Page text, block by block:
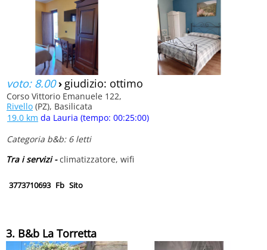
voto: 8.00› giudizio: ottimo
Corso Vittorio Emanuele 122,
Rivello (PZ), Basilicata
19.0 km da Lauria (tempo: 00:25:00)
Categoria b&b: 6 letti
Tra i servizi -climatizzatore, wifi
3773710693 Fb Sito
3. B&b La Torretta